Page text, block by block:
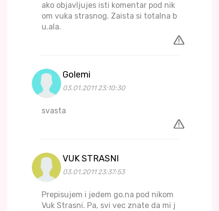
ako objavljujes isti komentar pod nik
om vuka strasnog. Zaista si totalna b
u.ala.
Golemi
03.01.2011 23:10:30
svasta
VUK STRASNI
03.01.2011 23:37:53
Prepisujem i jedem go.na pod nikom
Vuk Strasni. Pa, svi vec znate da mi j